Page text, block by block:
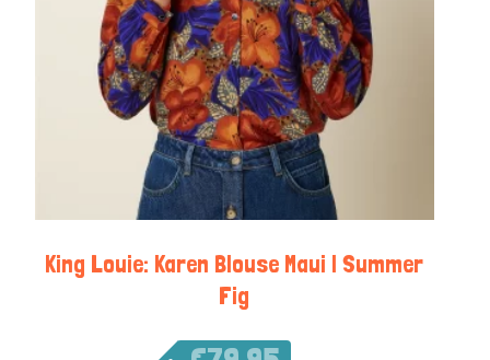
King Louie: Karen Blouse Maui | Summer
Fig